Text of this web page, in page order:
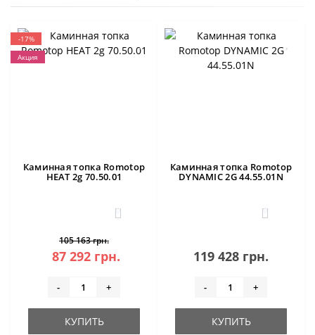
-17%
Акция
Каминная топка Romotop
HEAT 2g 70.50.01
0
105 163 грн.
87 292 грн.
- +
КУПИТЬ
Каминная топка Romotop
DYNAMIC 2G 44.55.01N
0
119 428 грн.
- +
КУПИТЬ